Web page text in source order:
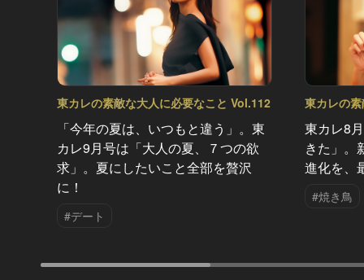
東カレの素敵な大人に必要なこと Vol.112
「今年の夏は、いつもと違う」。東
カレ9月号は「大人の夏、７つの欲
求」。夏にしたいこと全部を贅沢
に！
#デート
東カレの
東カレ8
きた」。
進化を、
#焼き鳥